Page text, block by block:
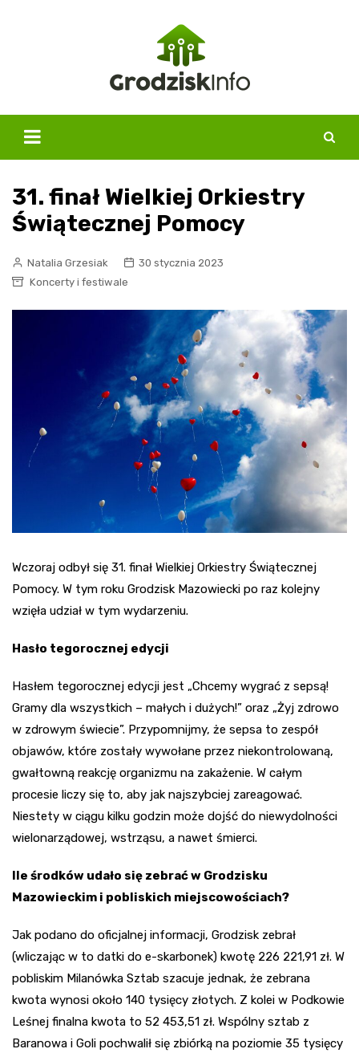
31. finał Wielkiej Orkiestry
Świątecznej Pomocy
Natalia Grzesiak
30 stycznia 2023
Koncerty i festiwale
Wczoraj odbył się 31. finał Wielkiej Orkiestry Świątecznej
Pomocy. W tym roku Grodzisk Mazowiecki po raz kolejny
wzięła udział w tym wydarzeniu.
Hasło tegorocznej edycji
Hasłem tegorocznej edycji jest „Chcemy wygrać z sepsą!
Gramy dla wszystkich – małych i dużych!” oraz „Żyj zdrowo
w zdrowym świecie”. Przypomnijmy, że sepsa to zespół
objawów, które zostały wywołane przez niekontrolowaną,
gwałtowną reakcję organizmu na zakażenie. W całym
procesie liczy się to, aby jak najszybciej zareagować.
Niestety w ciągu kilku godzin może dojść do niewydolności
wielonarządowej, wstrząsu, a nawet śmierci.
Ile środków udało się zebrać w Grodzisku
Mazowieckim i pobliskich miejscowościach?
Jak podano do oficjalnej informacji, Grodzisk zebrał
(wliczając w to datki do e-skarbonek) kwotę 226 221,91 zł. W
pobliskim Milanówka Sztab szacuje jednak, że zebrana
kwota wynosi około 140 tysięcy złotych. Z kolei w Podkowie
Leśnej finalna kwota to 52 453,51 zł. Wspólny sztab z
Baranowa i Goli pochwalił się zbiórką na poziomie 35 tysięcy